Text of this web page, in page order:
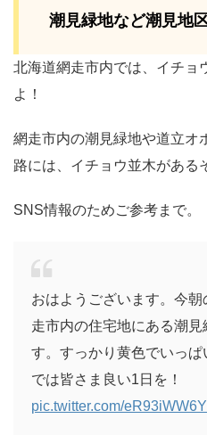
潮見緑地など潮見地
北海道網走市内では、イチョ
よ！
網走市内の潮見緑地や道立オ
路には、イチョウ並木がある
SNS情報のためご参考まで。
おはようございます。今
走市内の住宅地にある潮
す。すっかり黄色でいっぱ
では皆さま良い1日を！
pic.twitter.com/